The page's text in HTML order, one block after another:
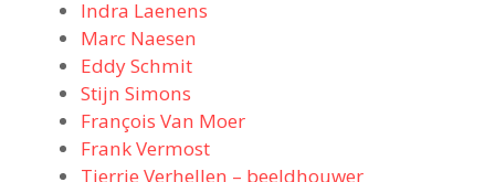
Indra Laenens
Marc Naesen
Eddy Schmit
Stijn Simons
François Van Moer
Frank Vermost
Tjerrie Verhellen – beeldhouwer